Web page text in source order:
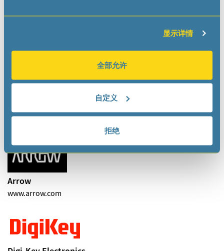
显示详情
全部允许
自定义
拒绝
sales
hhpai com
ONLINE DISTRIBUTORS
Arrow
www.arrow.com